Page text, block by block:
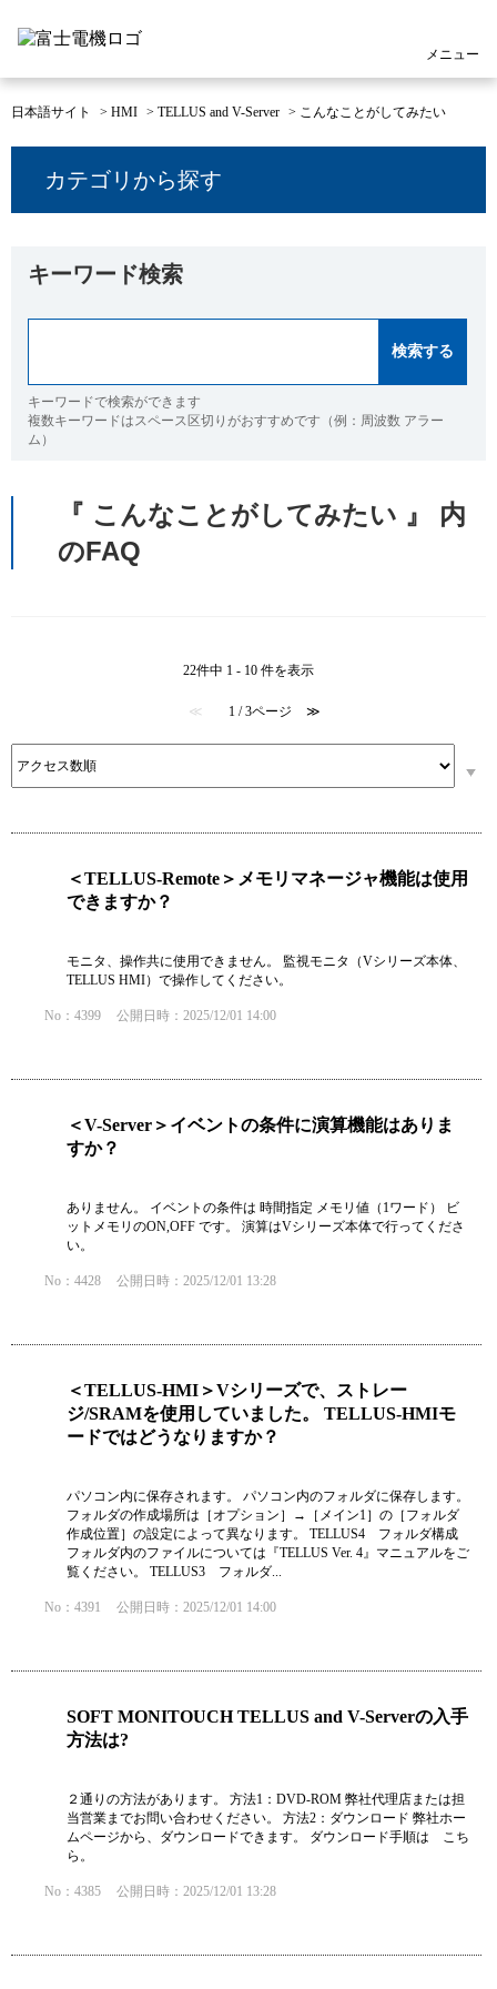
メニュー
日本語サイト > HMI > TELLUS and V-Server > こんなことがしてみたい
カテゴリから探す
キーワード検索
キーワードで検索ができます
複数キーワードはスペース区切りがおすすめです（例：周波数 アラー
ム）
『 こんなことがしてみたい 』 内
のFAQ
22件中 1 - 10 件を表示
≪ 1 / 3ページ ≫
＜TELLUS-Remote＞メモリマネージャ機能は使用
できますか？
モニタ、操作共に使用できません。 監視モニタ（Vシリーズ本体、
TELLUS HMI）で操作してください。
No：4399 公開日時：2025/12/01 14:00
＜V-Server＞イベントの条件に演算機能はありま
すか？
ありません。 イベントの条件は 時間指定 メモリ値（1ワード） ビ
ットメモリのON,OFF です。 演算はVシリーズ本体で行ってくださ
い。
No：4428 公開日時：2025/12/01 13:28
＜TELLUS-HMI＞Vシリーズで、ストレー
ジ/SRAMを使用していました。 TELLUS-HMIモ
ードではどうなりますか？
パソコン内に保存されます。 パソコン内のフォルダに保存します。
フォルダの作成場所は［オプション］→［メイン1］の［フォルダ
作成位置］の設定によって異なります。 TELLUS4 フォルダ構成
フォルダ内のファイルについては『TELLUS Ver. 4』マニュアルをご
覧ください。 TELLUS3 フォルダ...
No：4391 公開日時：2025/12/01 14:00
SOFT MONITOUCH TELLUS and V-Serverの入手
方法は?
２通りの方法があります。 方法1：DVD-ROM 弊社代理店または担
当営業までお問い合わせください。 方法2：ダウンロード 弊社ホー
ムページから、ダウンロードできます。 ダウンロード手順は こち
ら。
No：4385 公開日時：2025/12/01 13:28